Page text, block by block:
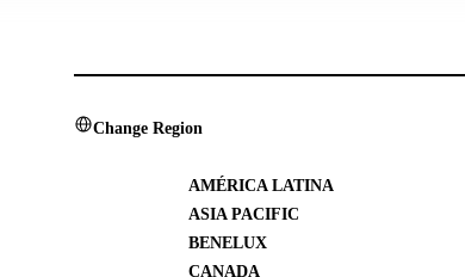
Change Region
AMÉRICA LATINA
ASIA PACIFIC
BENELUX
CANADA